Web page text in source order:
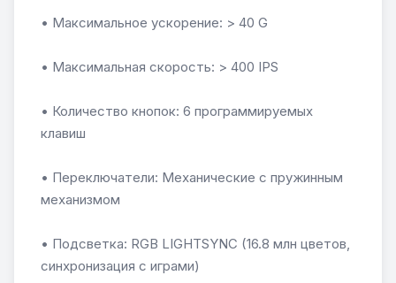
• Максимальное ускорение: > 40 G
• Максимальная скорость: > 400 IPS
• Количество кнопок: 6 программируемых
клавиш
• Переключатели: Механические с пружинным
механизмом
• Подсветка: RGB LIGHTSYNC (16.8 млн цветов,
синхронизация с играми)